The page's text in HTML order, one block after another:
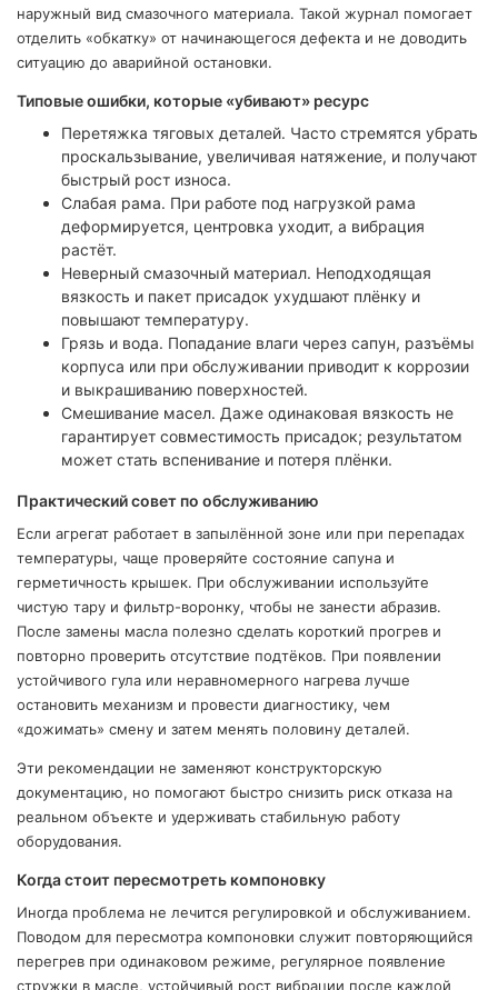
наружный вид смазочного материала. Такой журнал помогает
отделить «обкатку» от начинающегося дефекта и не доводить
ситуацию до аварийной остановки.
Типовые ошибки, которые «убивают» ресурс
Перетяжка тяговых деталей. Часто стремятся убрать
проскальзывание, увеличивая натяжение, и получают
быстрый рост износа.
Слабая рама. При работе под нагрузкой рама
деформируется, центровка уходит, а вибрация
растёт.
Неверный смазочный материал. Неподходящая
вязкость и пакет присадок ухудшают плёнку и
повышают температуру.
Грязь и вода. Попадание влаги через сапун, разъёмы
корпуса или при обслуживании приводит к коррозии
и выкрашиванию поверхностей.
Смешивание масел. Даже одинаковая вязкость не
гарантирует совместимость присадок; результатом
может стать вспенивание и потеря плёнки.
Практический совет по обслуживанию
Если агрегат работает в запылённой зоне или при перепадах
температуры, чаще проверяйте состояние сапуна и
герметичность крышек. При обслуживании используйте
чистую тару и фильтр-воронку, чтобы не занести абразив.
После замены масла полезно сделать короткий прогрев и
повторно проверить отсутствие подтёков. При появлении
устойчивого гула или неравномерного нагрева лучше
остановить механизм и провести диагностику, чем
«дожимать» смену и затем менять половину деталей.
Эти рекомендации не заменяют конструкторскую
документацию, но помогают быстро снизить риск отказа на
реальном объекте и удерживать стабильную работу
оборудования.
Когда стоит пересмотреть компоновку
Иногда проблема не лечится регулировкой и обслуживанием.
Поводом для пересмотра компоновки служит повторяющийся
перегрев при одинаковом режиме, регулярное появление
стружки в масле, устойчивый рост вибрации после каждой